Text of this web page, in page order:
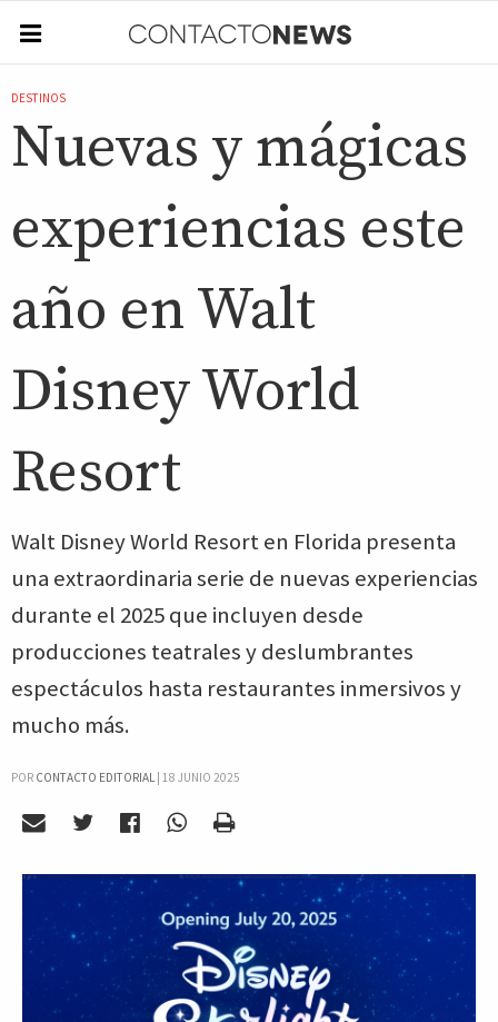
DESTINOS
Nuevas y mágicas
experiencias este
año en Walt
Disney World
Resort
Walt Disney World Resort en Florida presenta
una extraordinaria serie de nuevas experiencias
durante el 2025 que incluyen desde
producciones teatrales y deslumbrantes
espectáculos hasta restaurantes inmersivos y
mucho más.
POR CONTACTO EDITORIAL| 18 JUNIO 2025